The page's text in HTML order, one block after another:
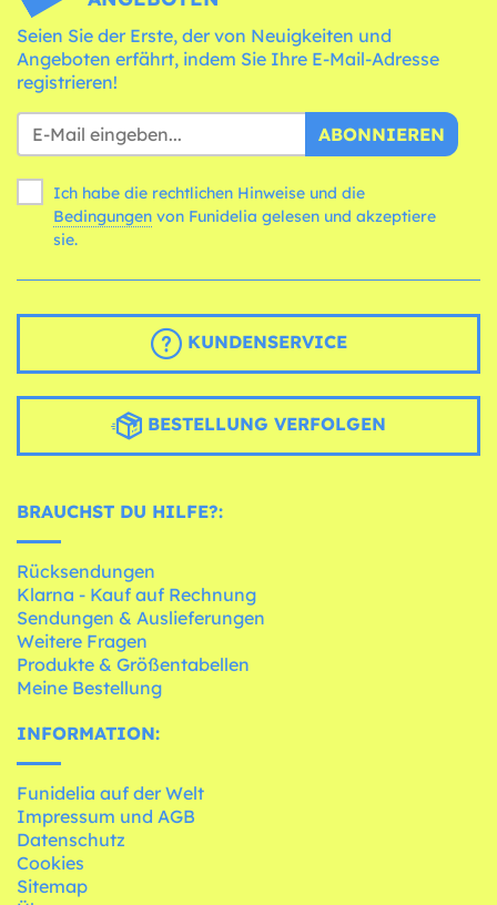
Seien Sie der Erste, der von Neuigkeiten und
Angeboten erfährt, indem Sie Ihre E-Mail-Adresse
registrieren!
ABONNIEREN
Ich habe die rechtlichen Hinweise und die
Bedingungen
sie.
KUNDENSERVICE
BESTELLUNG VERFOLGEN
BRAUCHST DU HILFE?:
Rücksendungen
Klarna - Kauf auf Rechnung
Sendungen & Auslieferungen
Weitere Fragen
Produkte & Größentabellen
Meine Bestellung
INFORMATION:
Funidelia auf der Welt
Impressum und AGB
Datenschutz
Cookies
Sitemap